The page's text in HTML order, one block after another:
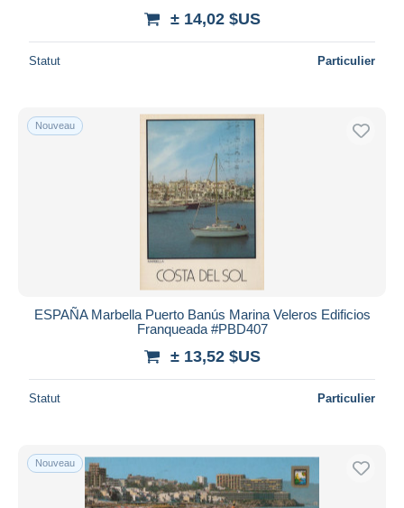
± 14,02 $US
Statut Particulier
Nouveau
ESPAÑA Marbella Puerto Banús Marina Veleros Edificios
Franqueada #PBD407
± 13,52 $US
Statut Particulier
Nouveau